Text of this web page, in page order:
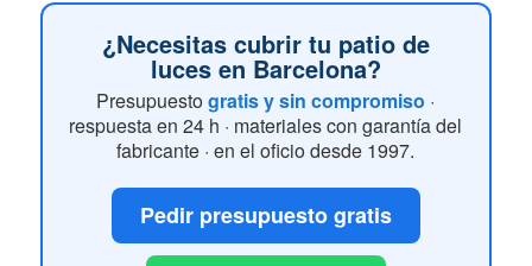
¿Necesitas cubrir tu patio de
luces en Barcelona?
Presupuestogratis y sin compromiso ·
respuesta en 24 h · materiales con garantía del
fabricante · en el oficio desde 1997.
Pedir presupuesto gratis